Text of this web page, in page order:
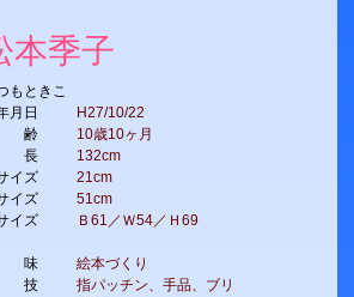
本季子
もときこ
月日
H27/10/22
齢
10歳10ヶ月
長
132cm
イズ
21cm
イズ
51cm
イズ
Ｂ61／Ｗ54／Ｈ69
味
絵本づくり
技
指パッチン、手品、ブリ